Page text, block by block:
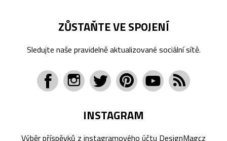
ZŮSTAŇTE VE SPOJENÍ
Sledujte naše pravidelně aktualizované sociální sítě.
INSTAGRAM
Výběr příspěvků z instagramového účtu DesignMagcz